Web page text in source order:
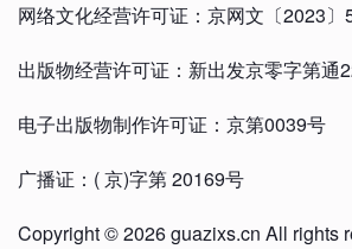
网络文化经营许可证：京网文〔2023〕
出版物经营许可证：新出发京零字第通
电子出版物制作许可证：京第0039号
广播证：( 京)字第 20169号
Copyright © 2026 guazixs.cn All rights